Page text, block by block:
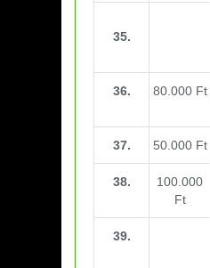
35.
36. 80.000 Ft
37. 50.000 Ft
38.
100.000
Ft
39.